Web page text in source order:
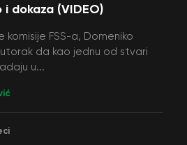
dokaza (VIDEO)
komisije FSS-a, Domeniko
da kao jednu od stvari
u...